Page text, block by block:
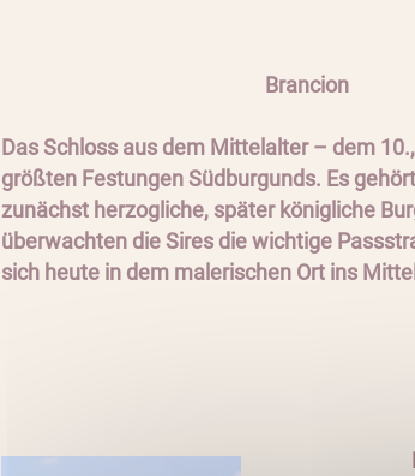
Das Schloss aus dem Mittelalter – dem
größten Festungen Südburgunds. Es
zunächst herzogliche, später königliche
überwachten die Sires die wichtige
sich heute in dem malerischen Ort ins
Berzé-